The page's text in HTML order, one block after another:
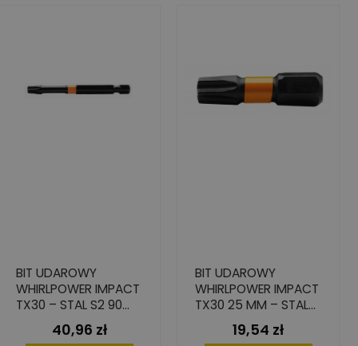
BIT UDAROWY
WHIRLPOWER IMPACT
TX30 – STAL S2 90
MM | 2 SZT.
Cena
40,96 zł
BIT UDAROWY
WHIRLPOWER IMPACT
TX30 25 MM – STAL
S2, WYSOKA
PRECYZJA
Cena
19,54 zł